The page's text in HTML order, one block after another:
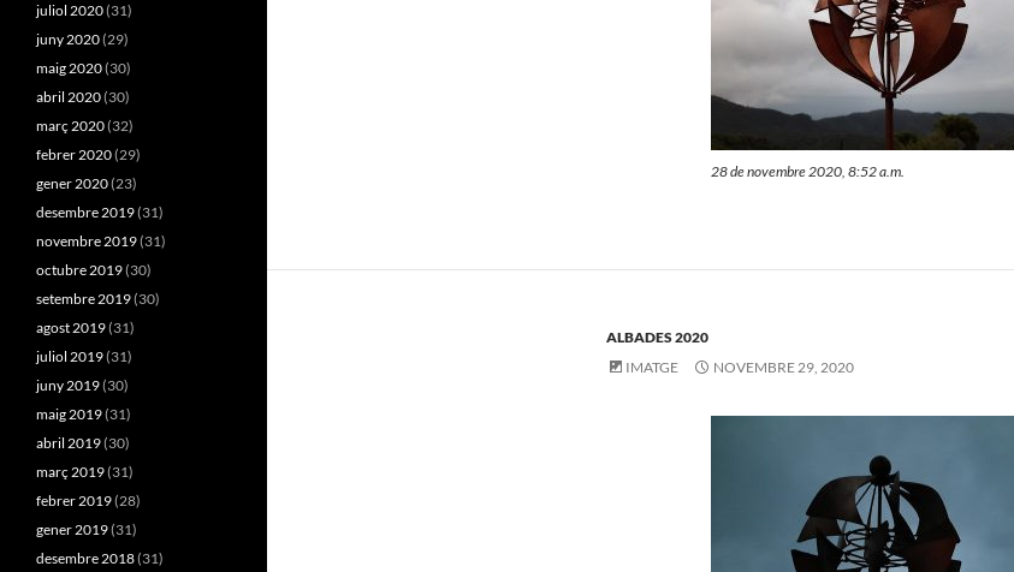
28 de novembre 2020, 8:52 a.m.
ALBADES 2020
IMATGE
NOVEMBRE 29, 2020
juliol 2020(31)
juny 2020(29)
maig 2020(30)
abril 2020(30)
març 2020(32)
febrer 2020(29)
gener 2020(23)
desembre 2019(31)
novembre 2019(31)
octubre 2019(30)
setembre 2019(30)
agost 2019(31)
juliol 2019(31)
juny 2019(30)
maig 2019(31)
abril 2019(30)
març 2019(31)
febrer 2019(28)
gener 2019(31)
desembre 2018(31)